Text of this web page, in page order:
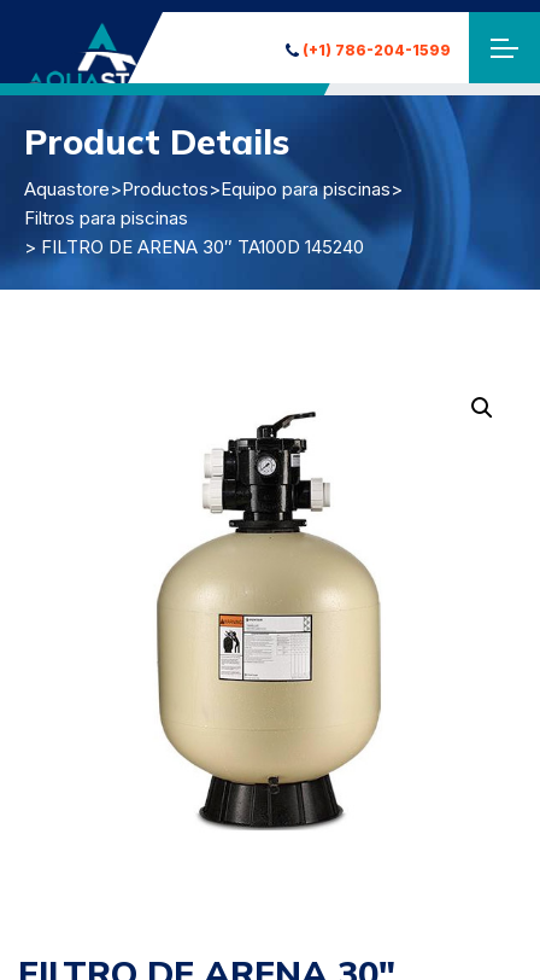
(+1) 786-204-1599
Product Details
Aquastore>Productos>Equipo para piscinas>
Filtros para piscinas
> FILTRO DE ARENA 30″ TA100D 145240